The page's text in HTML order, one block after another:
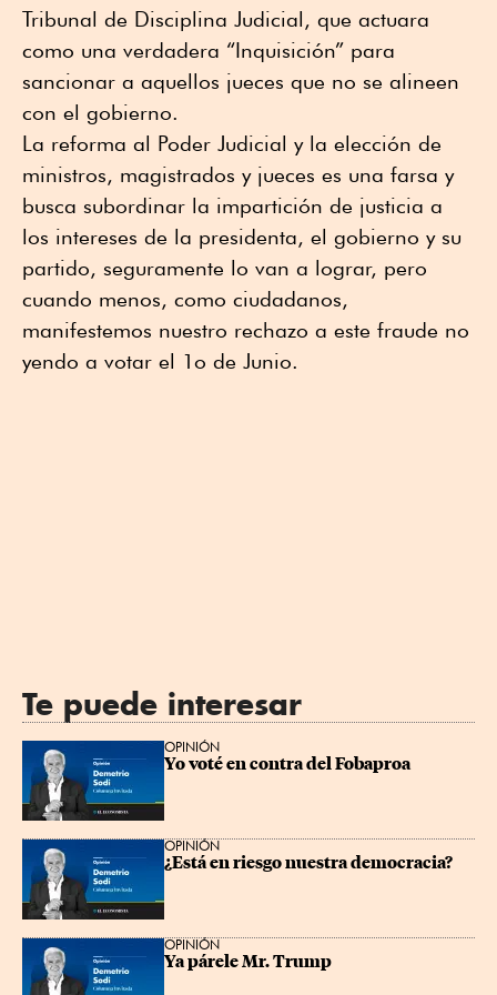
Tribunal de Disciplina Judicial, que actuara
como una verdadera “Inquisición” para
sancionar a aquellos jueces que no se alineen
con el gobierno.
La reforma al Poder Judicial y la elección de
ministros, magistrados y jueces es una farsa y
busca subordinar la impartición de justicia a
los intereses de la presidenta, el gobierno y su
partido, seguramente lo van a lograr, pero
cuando menos, como ciudadanos,
manifestemos nuestro rechazo a este fraude no
yendo a votar el 1o de Junio.
Te puede interesar
OPINIÓN
Yo voté en contra del Fobaproa
OPINIÓN
¿Está en riesgo nuestra democracia?
OPINIÓN
Ya párele Mr. Trump